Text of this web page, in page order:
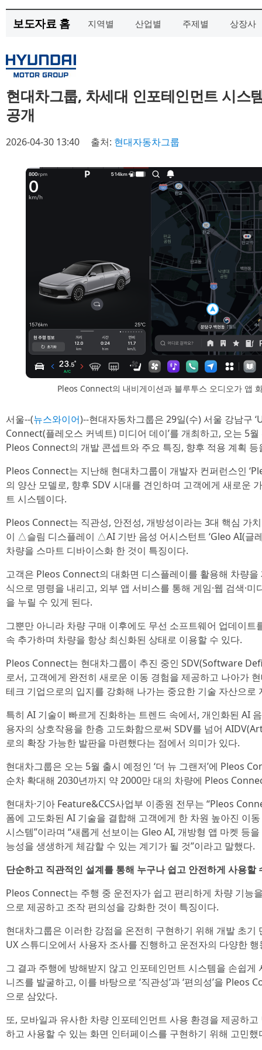
보도자료 홈 지역별 산업별 주제별 상장사
현대차그룹, 차세대 인포테인먼트 시스
공개
2026-04-30 13:40 출처: 현대자동차그룹
Pleos Connect의 내비게이션과 블루투스 오디오가 앱
서울--(뉴스와이어)--현대자동차그룹은 29일(수) 서울 강남구
Connect(플레오스 커넥트) 미디어 데이’를 개최하고, 오는 5
Pleos Connect의 개발 콘셉트와 주요 특징, 향후 적용 계획 등
Pleos Connect는 지난해 현대차그룹이 개발자 컨퍼런스인
의 양산 모델로, 향후 SDV 시대를 견인하며 고객에게 새로운
트 시스템이다.
Pleos Connect는 직관성, 안전성, 개방성이라는 3대 핵심 가
이 △슬림 디스플레이 △AI 기반 음성 어시스턴트 ‘Gleo AI(글
차량을 스마트 디바이스화 한 것이 특징이다.
고객은 Pleos Connect의 대화면 디스플레이를 활용해 차량
식으로 명령을 내리고, 외부 앱 서비스를 통해 게임·웹 검색·
을 누릴 수 있게 된다.
그뿐만 아니라 차량 구매 이후에도 무선 소프트웨어 업데이트
속 추가하며 차량을 항상 최신화된 상태로 이용할 수 있다.
Pleos Connect는 현대차그룹이 추진 중인 SDV(Software
로서, 고객에게 완전히 새로운 이동 경험을 제공하고 나아가
테크 기업으로의 입지를 강화해 나가는 중요한 기술 자산으로
특히 AI 기술이 빠르게 진화하는 트렌드 속에서, 개인화된 AI
용자의 상호작용을 한층 고도화함으로써 SDV를 넘어
로의 확장 가능한 발판을 마련했다는 점에서 의미가 있다.
현대차그룹은 오는 5월 출시 예정인 ‘더 뉴 그랜저’에 Pleos
순차 확대해 2030년까지 약 2000만 대의 차량에 Pleos
현대차·기아 Feature&CCS사업부 이종원 전무는 “Pleos
폼에 고도화된 AI 기술을 결합해 고객에게 한 차원 높아진 이
시스템”이라며 “새롭게 선보이는 Gleo AI, 개방형 앱 마켓 등
능성을 생생하게 체감할 수 있는 계기가 될 것”이라고 말했다.
단순하고 직관적인 설계를 통해 누구나 쉽고 안전하게 사용할
Pleos Connect는 주행 중 운전자가 쉽고 편리하게 차량 기능
으로 제공하고 조작 편의성을 강화한 것이 특징이다.
현대차그룹은 이러한 강점을 온전히 구현하기 위해 개발 초기
UX 스튜디오에서 사용자 조사를 진행하고 운전자의 다양한
그 결과 주행에 방해받지 않고 인포테인먼트 시스템을 손쉽게
니즈를 발굴하고, 이를 바탕으로 ‘직관성’과 ‘편의성’을
으로 삼았다.
또, 모바일과 유사한 차량 인포테인먼트 사용 환경을 제공하
하고 사용할 수 있는 화면 인터페이스를 구현하기 위해 고민했